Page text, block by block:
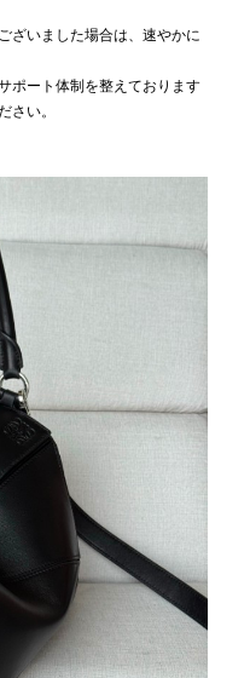
ざいました場合は、速やかに
ポート体制を整えております
さい。